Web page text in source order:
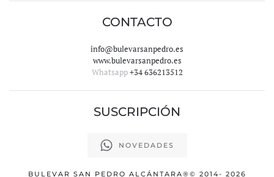
CONTACTO
info@bulevarsanpedro.es
www.bulevarsanpedro.es
Whatsapp+34 636213512
SUSCRIPCIÓN
NOVEDADES
BULEVAR SAN PEDRO ALCÁNTARA®© 2014- 2026